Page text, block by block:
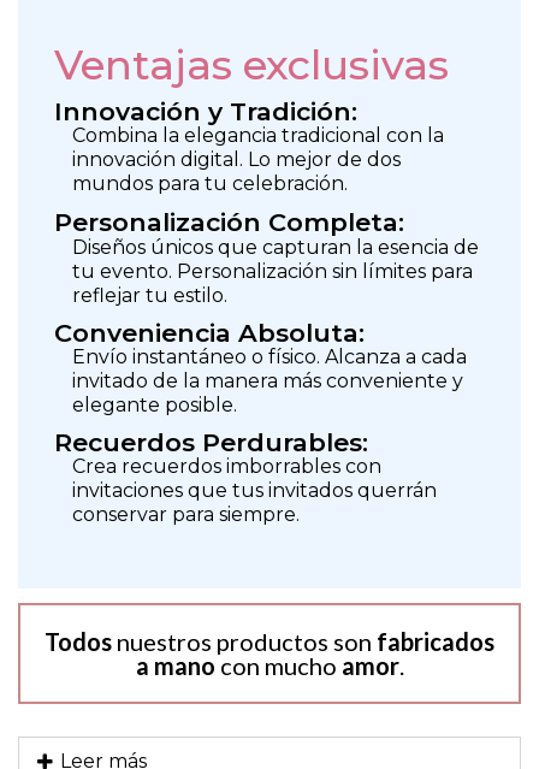
Ventajas exclusivas
Innovación y Tradición:
Combina la elegancia tradicional con la
innovación digital. Lo mejor de dos
mundos para tu celebración.
Personalización Completa:
Diseños únicos que capturan la esencia de
tu evento. Personalización sin límites para
reflejar tu estilo.
Conveniencia Absoluta:
Envío instantáneo o físico. Alcanza a cada
invitado de la manera más conveniente y
elegante posible.
Recuerdos Perdurables:
Crea recuerdos imborrables con
invitaciones que tus invitados querrán
conservar para siempre.
Todos nuestros productos son fabricados
a mano con mucho amor.
Leer más